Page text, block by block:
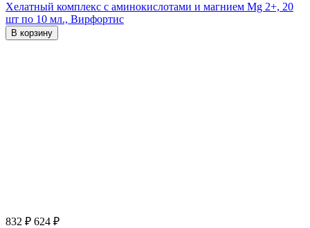
Хелатный комплекс с аминокислотами и магнием Mg 2+, 20
шт по 10 мл., Вирфортис
В корзину
832 ₽ 624 ₽